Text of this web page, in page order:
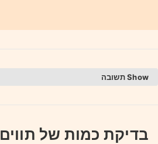
תשובה
בדיקת כמות של תווים